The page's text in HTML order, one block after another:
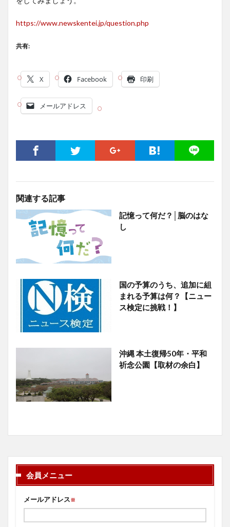
https://www.newskentei.jp/question.php
共有:
X Facebook 印刷
メールアドレス
関連する記事
記憶って何だ？│脳のはな
し
国の予算のうち、追加に組
まれる予算は何？【ニュー
ス検定に挑戦！】
沖縄 本土復帰50年・平和
祈念公園【取材の余白】
会員メニュー
メールアドレス※